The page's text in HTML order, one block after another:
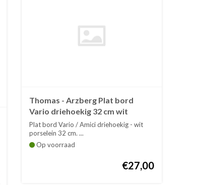
Thomas - Arzberg Plat bord
Vario driehoekig 32 cm wit
Plat bord Vario / Amici driehoekig - wit
porselein 32 cm. ...
Op voorraad
€27,00